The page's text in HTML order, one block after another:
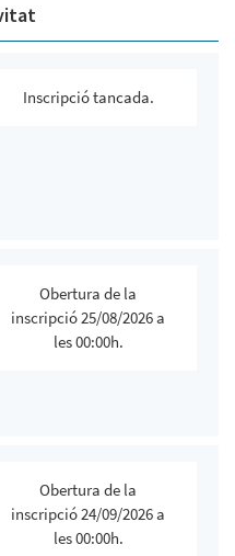
Inscripció tancada.
Obertura de la
inscripció 25/08/2026 a
les 00:00h.
Obertura de la
inscripció 24/09/2026 a
les 00:00h.